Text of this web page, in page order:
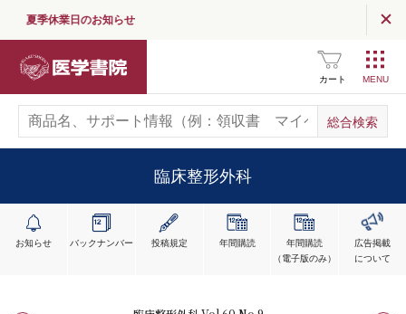
夏季休業日のお知らせ
カート
臨床整形外科
お知らせ バックナンバー 投稿規定 年間購読
年間購読
（電子版のみ）
広告掲載
について